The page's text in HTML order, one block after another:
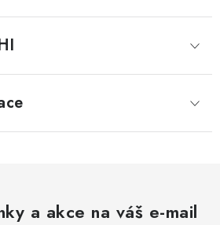
a akce na váš e-mail